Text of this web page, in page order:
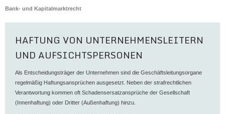
Bank- und Kapitalmarktrecht
HAFTUNG VON UNTERNEHMENSLEITERN
UND AUFSICHTSPERSONEN
Als Entscheidungsträger der Unternehmen sind die Geschäftsleitungsorgane
regelmäßig Haftungsansprüchen ausgesetzt. Neben der strafrechtlichen
Verantwortung kommen oft Schadensersatzansprüche der Gesellschaft
(Innenhaftung) oder Dritter (Außenhaftung) hinzu.